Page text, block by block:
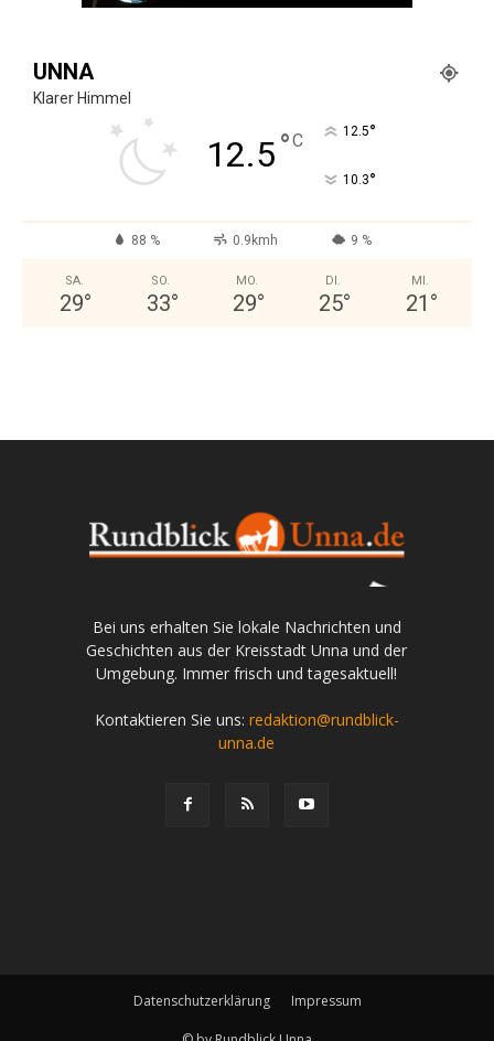
UNNA
Klarer Himmel
12.5°C 12.5°
10.3°
88 % 0.9kmh 9 %
SA.
29°
SO.
33°
MO.
29°
DI.
25°
MI.
21 °
Bei uns erhalten Sie lokale Nachrichten und
Geschichten aus der Kreisstadt Unna und der
Umgebung. Immer frisch und tagesaktuell!
Kontaktieren Sie uns: redaktion@rundblick-
unna.de
Datenschutzerklärung Impressum